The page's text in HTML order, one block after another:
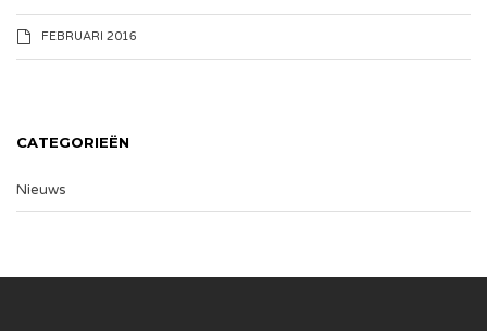
FEBRUARI 2016
CATEGORIEËN
Nieuws